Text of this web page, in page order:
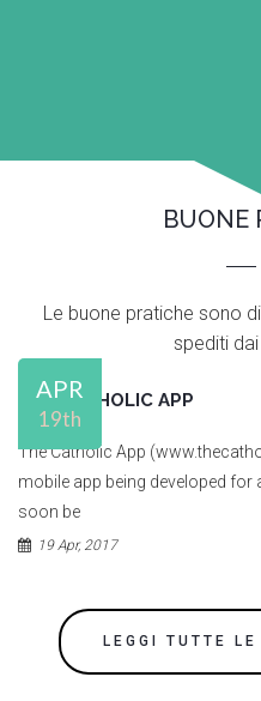
BUONE
Le buone pratiche sono
spediti
APR
19th
THE CATHOLIC APP
The Catholic App
mobile app being developed for
soon be
19 Apr, 2017
LEGGI TUTTE